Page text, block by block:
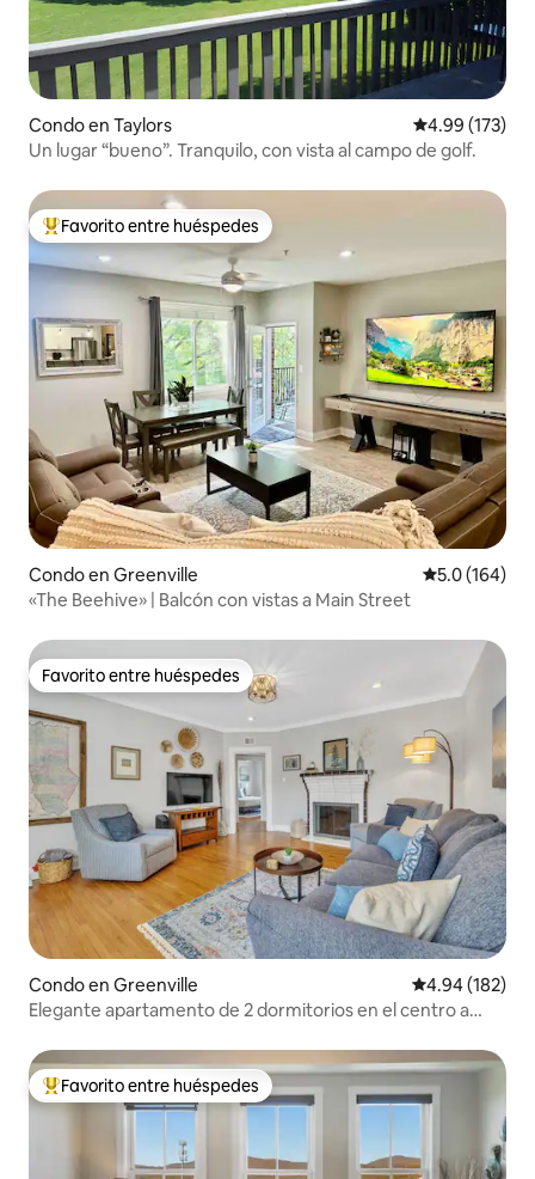
Condo en Taylors Calificación
4.99 (173)
Un lugar “bueno”. Tranquilo, con vista al campo de golf.
Favorito entre huéspedes preferido
Favorito entre huéspedes
Condo en Greenville Calificación
5.0 (164)
«The Beehive» | Balcón con vistas a Main Street
Favorito entre huéspedes
Favorito entre huéspedes
Condo en Greenville Calificación
4.94 (182)
Elegante apartamento de 2 dormitorios en el centro a
Favorito entre huéspedes preferido
Favorito entre huéspedes